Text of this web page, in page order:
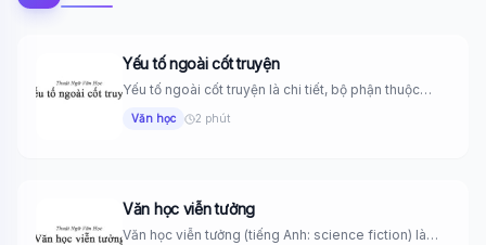
Yếu tố ngoài cốt truyện
Yếu tố ngoài cốt truyện là chi tiết, bộ phận thuộc
Văn học 2 phút
Văn học viễn tưởng
Văn học viễn tưởng (tiếng Anh: science fiction) là